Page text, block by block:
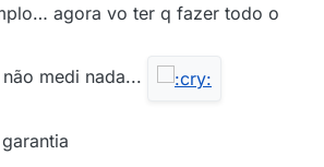
agora vo ter q fazer todo o
medi nada...